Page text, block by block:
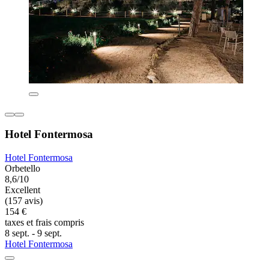
Hotel Fontermosa
Hotel Fontermosa
Orbetello
8,6/10
Excellent
(157 avis)
154 €
taxes et frais compris
8 sept. - 9 sept.
Hotel Fontermosa